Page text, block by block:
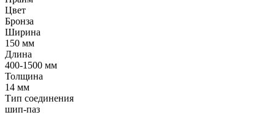
Цвет
Бронза
Ширина
150 мм
Длина
400-1500 мм
Толщина
14 мм
Тип соединения
шип-паз